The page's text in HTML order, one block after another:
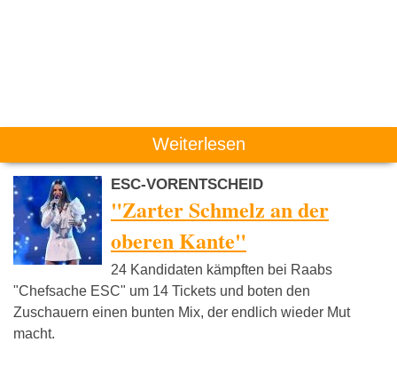
Weiterlesen
ESC-VORENTSCHEID
"Zarter Schmelz an der
oberen Kante"
24 Kandidaten kämpften bei Raabs
"Chefsache ESC" um 14 Tickets und boten den
Zuschauern einen bunten Mix, der endlich wieder Mut
macht.